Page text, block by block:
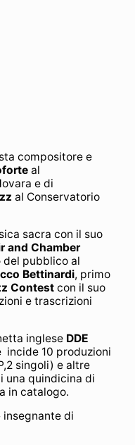
compositore e
al
e di
al Conservatorio
sacra con il suo
and Chamber
pubblico al
Bettinardi, primo
Contest con il suo
e trascrizioni
inglese DDE
incide 10 produzioni
singoli) e altre
una quindicina di
in catalogo.
di